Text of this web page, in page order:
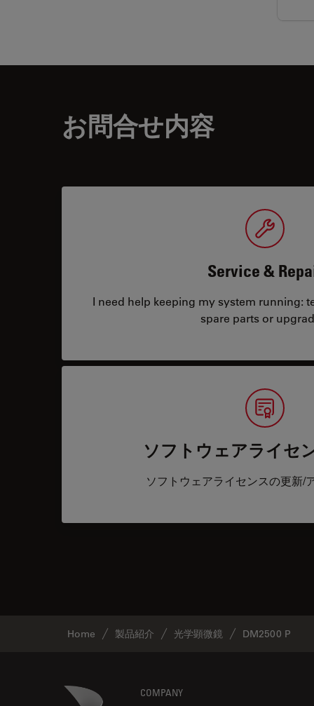
お問合せ内容
Service &
I need help keeping my system running:
spare parts or
ソフトウェアライセ
ソフトウェアライセンスの更新/
Home 製品紹介 光学顕微鏡 DM2500 P
Danaher Logo COMPANY